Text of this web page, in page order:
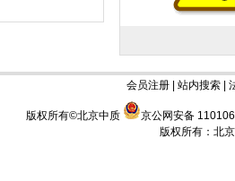
会员注册| 站内搜索|
版权所有©北京中质
京公网安备
版权所有： 北